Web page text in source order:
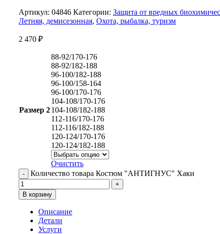
Артикул: 04846 Категории: Защита от вредных
Летняя, демисезонная, Охота, рыбалка, туризм
2 470 ₽
Размер 2
88-92/170-176
88-92/182-188
96-100/182-188
96-100/158-164
96-100/170-176
104-108/170-176
104-108/182-188
112-116/170-176
112-116/182-188
120-124/170-176
120-124/182-188
Очистить
Количество товара Костюм "АНТИГНУС" Хаки
В корзину
Описание
Детали
Услуги